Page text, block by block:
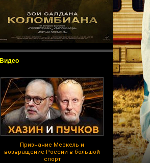
Видео
Признание Меркель и
возвращение России в большой
спорт